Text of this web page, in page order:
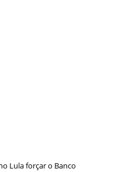
Lula forçar o Banco